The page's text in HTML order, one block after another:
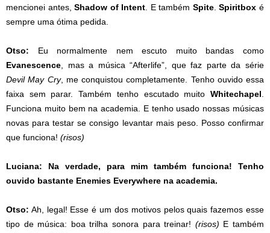
mencionei antes,Shadow of Intent. E também Spite.Spiritbox é
sempre uma ótima pedida.
Otso: Eu normalmente nem escuto muito bandas como
Evanescence, mas a música “Afterlife”, que faz parte da série
Devil May Cry, me conquistou completamente. Tenho ouvido essa
faixa sem parar. Também tenho escutado muito Whitechapel.
Funciona muito bem na academia. E tenho usado nossas músicas
novas para testar se consigo levantar mais peso. Posso confirmar
que funciona! (risos)
Luciana:
Na verdade, para mim também funciona! Tenho
ouvido bastante Enemies Everywhere na academia.
Otso: Ah, legal! Esse é um dos motivos pelos quais fazemos esse
tipo de música: boa trilha sonora para treinar! (risos) E também